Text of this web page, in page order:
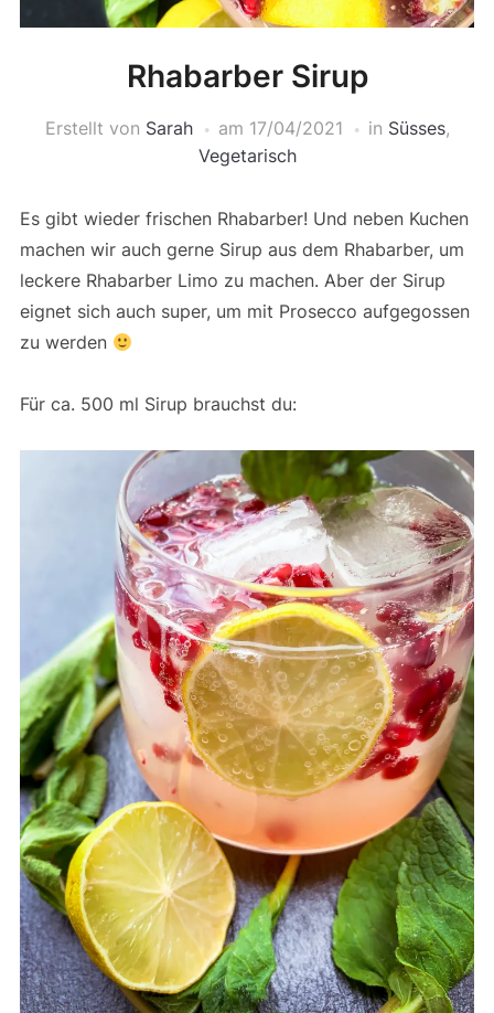
Rhabarber Sirup
Erstellt von Sarah am 17/04/2021 in Süsses,
Vegetarisch
Es gibt wieder frischen Rhabarber! Und neben Kuchen
machen wir auch gerne Sirup aus dem Rhabarber, um
leckere Rhabarber Limo zu machen. Aber der Sirup
eignet sich auch super, um mit Prosecco aufgegossen
zu werden
Für ca. 500 ml Sirup brauchst du: